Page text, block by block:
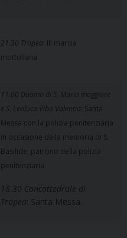
21.30 Tropea : III marcia
mottoliana
11.00 Duomo di S. Maria maggiore
e S. Leoluca Vibo Valentia: Santa
Messa con la polizia penitenziaria
in occasione della memoria di S.
Basilide, patrono della polizia
penitenziaria
18.30 Concattedrale di
Tropea : Santa Messa.